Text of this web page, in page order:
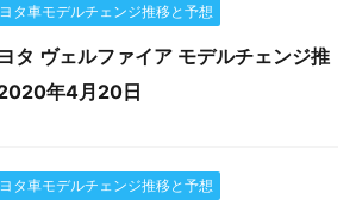
ヨタ車モデルチェンジ推移と予想
タ ヴェルファイア モデルチェンジ推
年4月20日
ヨタ車モデルチェンジ推移と予想